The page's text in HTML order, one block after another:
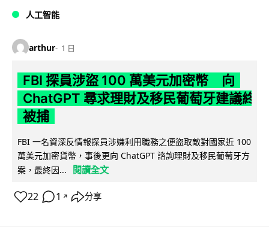
人工智能
arthur 1 日
FBI 探員涉盜 100 萬美元加密幣 向
ChatGPT 尋求理財及移民葡萄牙建議終
被捕
FBI 一名資深反情報探員涉嫌利用職務之便盜取敵對國家近 100
萬美元加密貨幣，事後更向 ChatGPT 諮詢理財及移民葡萄牙方
案，最終因...
閱讀全文
22 1 ↗ 分享